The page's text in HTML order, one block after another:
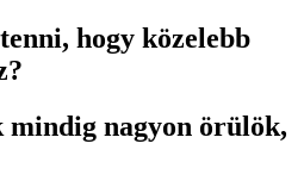
hogy közelebb
mindig nagyon örülök,